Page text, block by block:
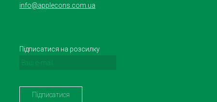
info@applecons.com.ua
Підписатися на розсилку